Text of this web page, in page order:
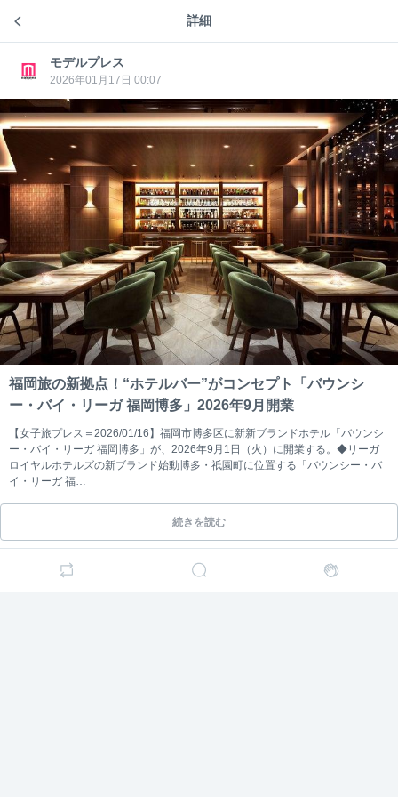
詳細
モデル
プレス
モデルプレス
2026年01月17日 00:07
福岡旅の新拠点！“ホテルバー”がコンセプト「バウンシ
ー・バイ・リーガ 福岡博多」2026年9月開業
【女子旅プレス＝2026/01/16】福岡市博多区に新新ブランドホテル「バウンシ
ー・バイ・リーガ 福岡博多」が、2026年9月1日（火）に開業する。◆リーガ
ロイヤルホテルズの新ブランド始動博多・祇園町に位置する「バウンシー・バ
イ・リーガ 福…
続きを読む
モデルプレス
プレス
誠子、スペアリブ・煮物・つくね…豪華手料
理ショット公開「バランスが良くて健康的」
「夏でもぺろっと食べれそう」
ーの誠子が8月5日、自身のInstagramのストーリーズを更新。
手料理ショットを公開した。◆誠子、豪華4品食卓ショット投
ア…